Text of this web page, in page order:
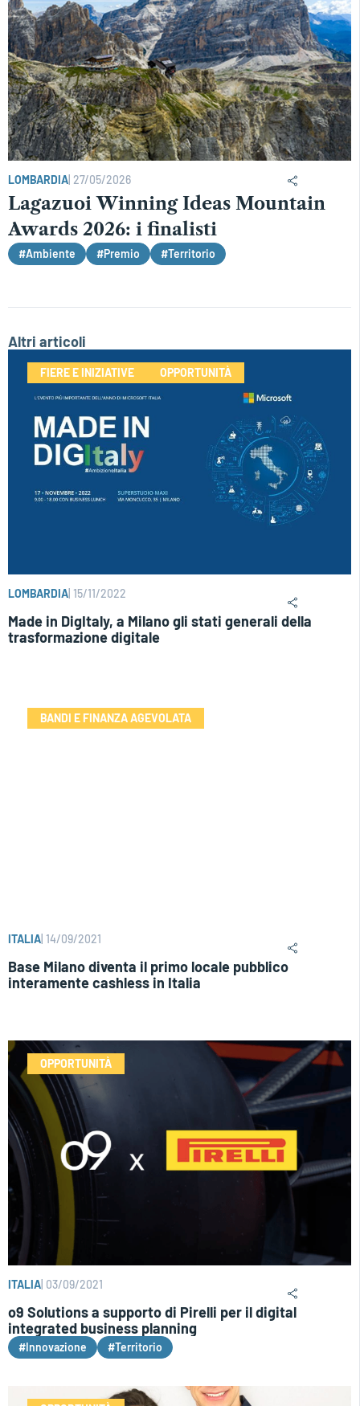
LOMBARDIA 27/05/2026
Lagazuoi Winning Ideas Mountain
Awards 2026: i finalisti
#Ambiente #Premio #Territorio
Altri articoli
FIERE E INIZIATIVE OPPORTUNITÀ
LOMBARDIA 15/11/2022
Made in DigItaly, a Milano gli stati generali della
trasformazione digitale
BANDI E FINANZA AGEVOLATA
ITALIA 14/09/2021
Base Milano diventa il primo locale pubblico
interamente cashless in Italia
OPPORTUNITÀ
ITALIA 03/09/2021
o9 Solutions a supporto di Pirelli per il digital
integrated business planning
#Innovazione #Territorio